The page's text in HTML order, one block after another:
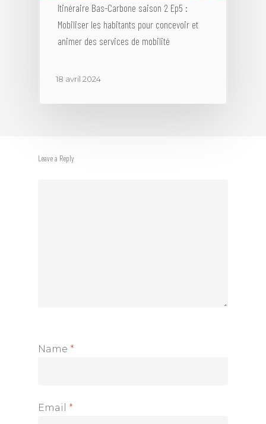
Itinéraire Bas-Carbone saison 2 Ep5 :
Mobiliser les habitants pour concevoir et
animer des services de mobilité
18 avril 2024
Leave a Reply
Name *
Email *